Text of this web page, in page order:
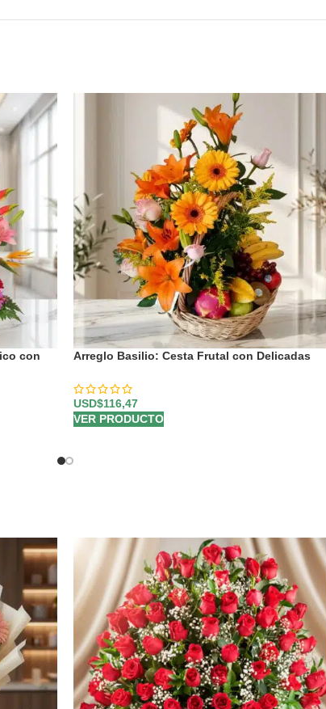
con
Arreglo Basilio: Cesta Frutal con Delicadas
USD$116,47
VER PRODUCTO